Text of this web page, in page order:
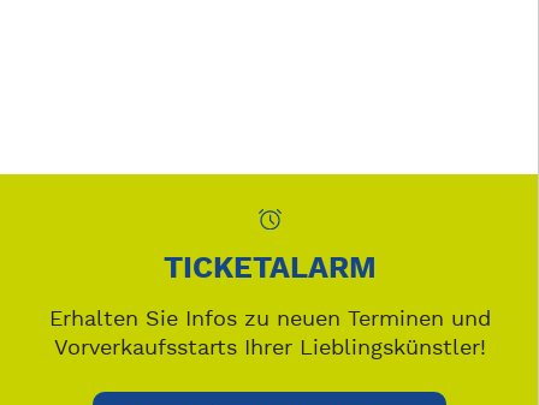
TICKETALARM
Erhalten Sie Infos zu neuen Terminen und
Vorverkaufsstarts Ihrer Lieblingskünstler!